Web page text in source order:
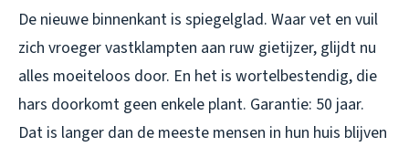
De nieuwe binnenkant is spiegelglad. Waar vet en vuil
zich vroeger vastklampten aan ruw gietijzer, glijdt nu
alles moeiteloos door. En het is wortelbestendig, die
hars doorkomt geen enkele plant. Garantie: 50 jaar.
Dat is langer dan de meeste mensen in hun huis blijven